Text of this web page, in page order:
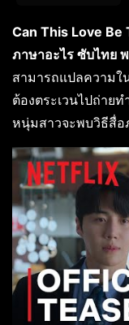
Can This Love
ภาษาอะไร ซับไทย
สามารถแปลความใ
ต้องตระเวนไปถ่าย
หนุ่มสาวจะพบวิธีสื่อ